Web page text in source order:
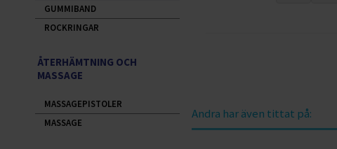
Andra har även tittat på:
GUMMIBAND
ROCKRINGAR
ÅTERHÄMTNING OCH
MASSAGE
MASSAGEPISTOLER
MASSAGE